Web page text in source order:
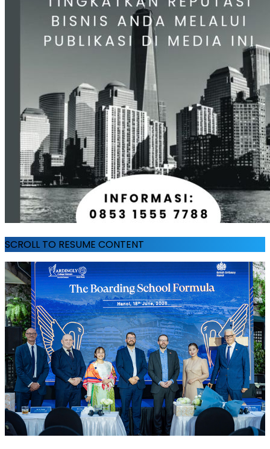
SCROLL TO RESUME CONTENT